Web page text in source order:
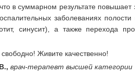
в суммарном результате
заболеваниях
синусит), а также перехода
Живите качественно!
врач-терапевт высшей категории